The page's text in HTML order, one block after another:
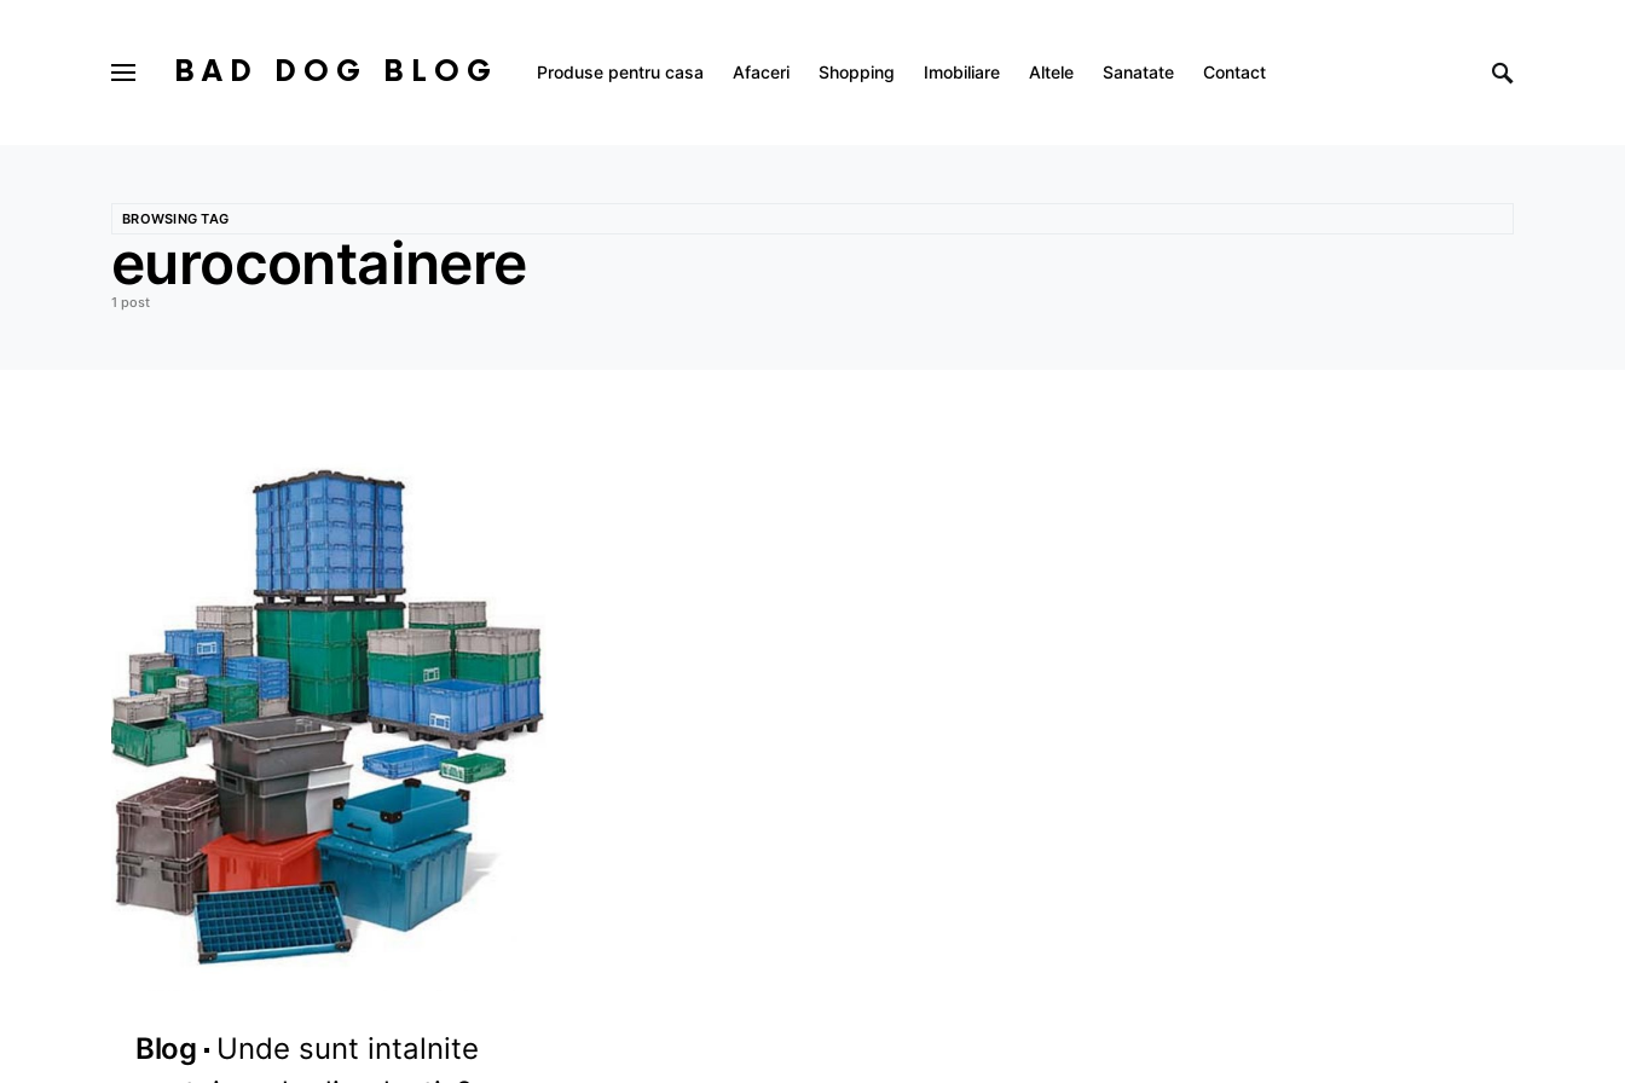
BAD DOG BLOG Produse pentru casa Afaceri Shopping Imobiliare Altele Sanatate Contact
BROWSING TAG
eurocontainere
1 post
Blog
Unde sunt intalnite